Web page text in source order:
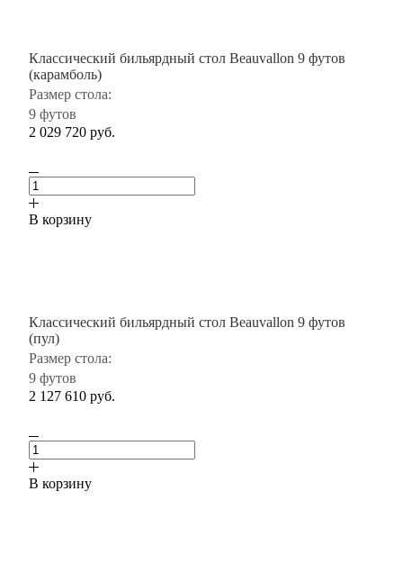
Классический бильярдный стол Beauvallon 9 футов
(карамболь)
Размер стола:
9 футов
2 029 720 руб.
В корзину
Классический бильярдный стол Beauvallon 9 футов
(пул)
Размер стола:
9 футов
2 127 610 руб.
В корзину